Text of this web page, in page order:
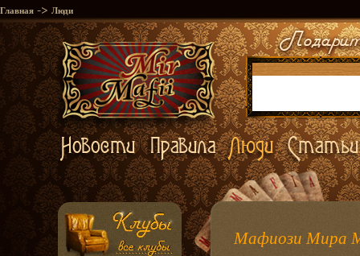
Главная -> Люди
Мафиози Мира